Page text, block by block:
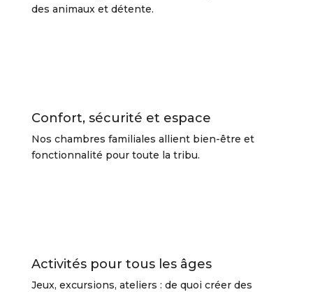
des animaux et détente.
Confort, sécurité et espace
Nos chambres familiales allient bien-être et
fonctionnalité pour toute la tribu.
Activités pour tous les âges
Jeux, excursions, ateliers : de quoi créer des